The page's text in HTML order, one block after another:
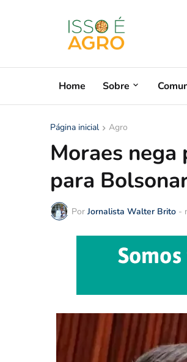
Home Sobre
Página inicial Agro
Moraes
para
Por Jornalista Walter Brito -